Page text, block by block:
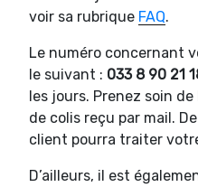
voir sa rubrique FAQ.
Le numéro concernant
le suivant : 033 8 90 21
les jours. Prenez soin
de colis reçu par mail.
client pourra traiter
D’ailleurs, il est